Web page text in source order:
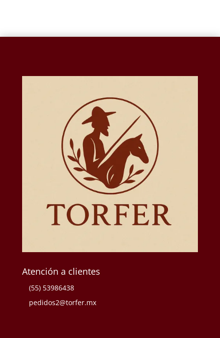
Atención a clientes
(55) 53986438
pedidos2@torfer.mx